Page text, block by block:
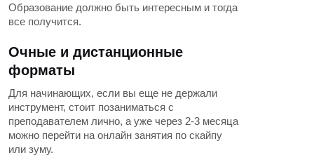
Образование должно быть интересным и тогда
все получится.
Очные и дистанционные
форматы
Для начинающих, если вы еще не держали
инструмент, стоит позаниматься с
преподавателем лично, а уже через 2-3 месяца
можно перейти на онлайн занятия по скайпу
или зуму.